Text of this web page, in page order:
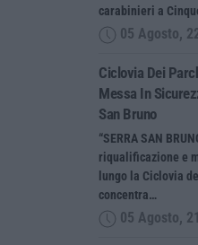
carabinieri a
05 Agosto,
Ciclovia Dei
Messa In
San Bruno
“SERRA SAN
riqualificazione e
lungo la Ciclovia
concentra…
05 Agosto,